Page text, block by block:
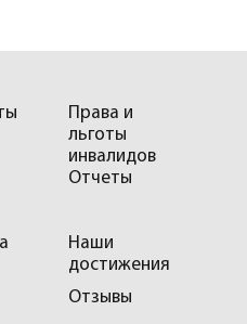
Права и
льготы
инвалидов
Отчеты
Наши
достижения
Отзывы